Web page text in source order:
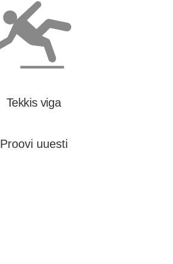
Tekkis viga
Proovi uuesti